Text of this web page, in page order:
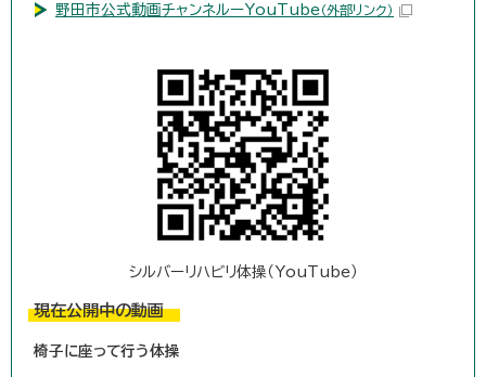
野田市公式動画チャンネルーYouTube（外部リンク）
シルバーリハビリ体操（YouTube）
現在公開中の動画
椅子に座って行う体操